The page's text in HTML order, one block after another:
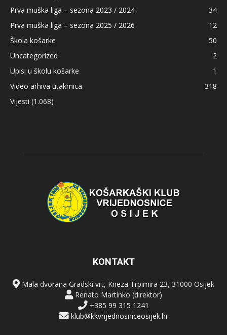
Prva muška liga – sezona 2023 / 2024
34
Prva muška liga – sezona 2025 / 2026
12
Škola košarke
50
Uncategorized
2
Upisi u školu košarke
1
Video arhiva utakmica
318
Vijesti (1.068)
KONTAKT
Mala dvorana Gradski vrt, Kneza Trpimira 23, 31000 Osijek
Renato Martinko (direktor)
+385 99 315 1241
klub@kkvrijednosniceosijek.hr